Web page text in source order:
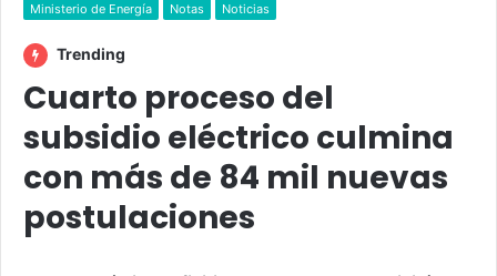
Ministerio de Energía Notas Noticias
Trending
Cuarto proceso del
subsidio eléctrico culmina
con más de 84 mil nuevas
postulaciones